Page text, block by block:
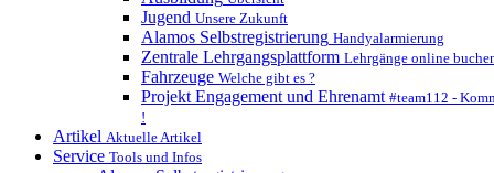
Jugend Unsere Zukunft
Alamos Selbstregistrierung Handyalarmierung
Zentrale Lehrgangsplattform Lehrgänge online
Fahrzeuge Welche gibt es ?
Projekt Engagement und Ehrenamt #team112 -
!
Artikel Aktuelle Artikel
Service Tools und Infos